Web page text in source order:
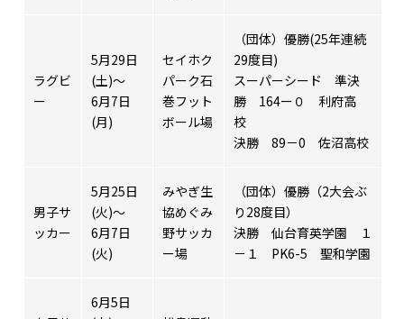
ラグビ
ー
5月29日
(土)～
6月7日
(月)
セイホク
パーク石
巻フット
ボール場
（団体）優勝(25年連続
29度目)
スーパーシード 準決
勝 164ー０ 利府高
校
決勝 89－0 佐沼高校
男子サ
ッカー
5月25日
(火)～
6月7日
(火)
みやぎ生
協めぐみ
野サッカ
ー場
（団体）優勝（2大会ぶ
り28度目）
決勝 仙台育英学園 １
－１ PK6-5 聖和学園
6月5日